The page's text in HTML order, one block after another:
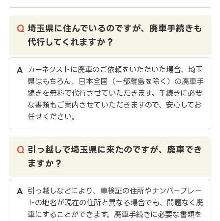
埼玉県に住んでいるのですが、廃車手続きも
代行してくれますか？
カーネクストに廃車のご依頼をいただいた場合、埼玉
県はもちろん、日本全国（一部離島を除く）の廃車手
続きを無料で代行させていただきます。手続きに必要
な書類もご案内させていただきますので、安心してお
任せください。
引っ越しで埼玉県に来たのですが、廃車でき
ますか？
引っ越しなどにより、車検証の住所やナンバープレー
トの地名が現在の住所と異なる場合でも、問題なく廃
車にすることができます。廃車手続きに必要な書類を